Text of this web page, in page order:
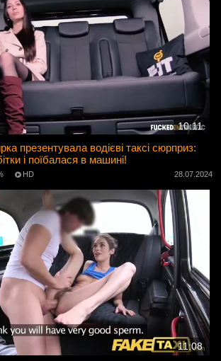
10:11
презентувала водієві таксі сюрприз:
і поїбалася в машині!
HD 28.07.2024
11:08